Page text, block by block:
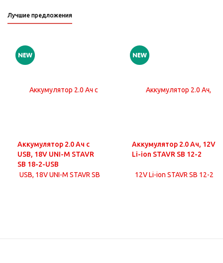
Лучшие предложения
Аккумулятор 2.0 Ач с
USB, 18V UNI-M STAVR
SB 18-2-USB
Аккумулятор 2.0 Ач, 12V
Li-ion STAVR SB 12-2